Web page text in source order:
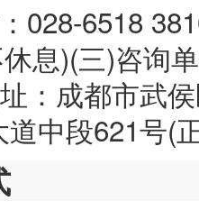
028-6518
息)(三)咨询
：成都市武
中段621号(